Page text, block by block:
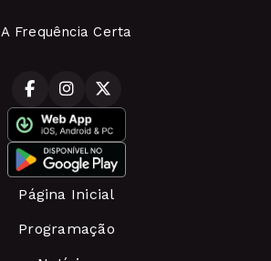
A Frequência Certa
Página Inicial
Programação